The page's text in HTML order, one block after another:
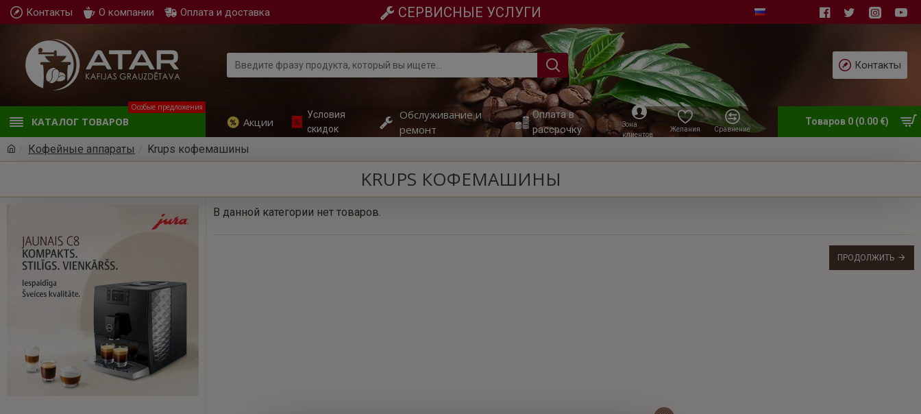
Контакты О компании Оплата и доставка СЕРВИСНЫЕ УСЛУГИ
Контакты
КАТАЛОГ ТОВАРОВ
Особые предложения
Акции
Условия
скидок
Обслуживание и
ремонт
Оплата в
рассрочку
Зона
клиентов
Желания Сравнение
Товаров 0 (0.00 €)
Кофейные аппараты Krups кофемашины
KRUPS КОФЕМАШИНЫ
В данной категории нет товаров.
ПРОДОЛЖИТЬ